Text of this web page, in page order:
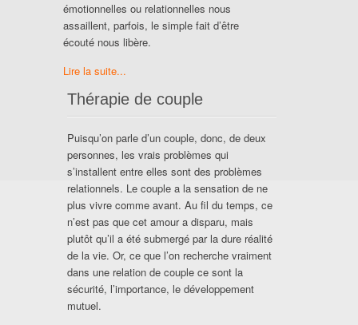
émotionnelles ou relationnelles nous
assaillent, parfois, le simple fait d’être
écouté nous libère.
Lire la suite...
Thérapie de couple
Puisqu’on parle d’un couple, donc, de deux
personnes, les vrais problèmes qui
s’installent entre elles sont des problèmes
relationnels. Le couple a la sensation de ne
plus vivre comme avant. Au fil du temps, ce
n’est pas que cet amour a disparu, mais
plutôt qu’il a été submergé par la dure réalité
de la vie. Or, ce que l’on recherche vraiment
dans une relation de couple ce sont la
sécurité, l’importance, le développement
mutuel.